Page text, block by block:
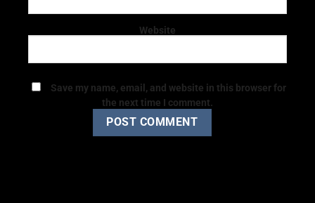
Website
Save my name, email, and website in this browser for
the next time I comment.